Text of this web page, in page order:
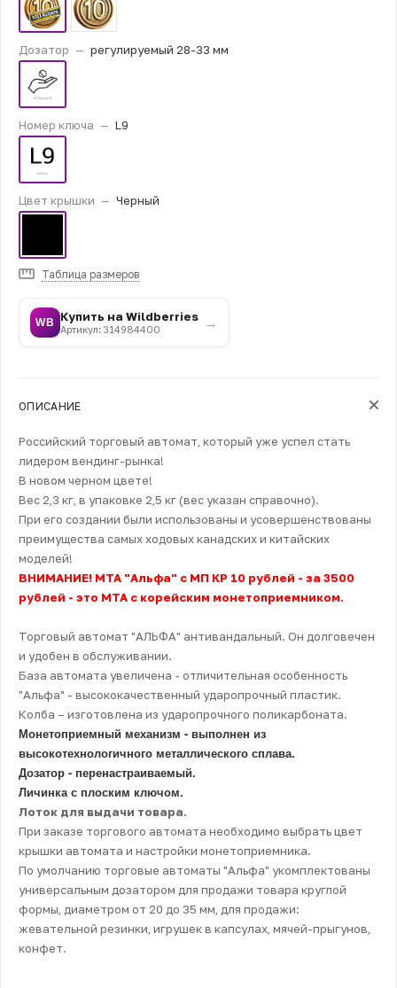
Дозатор — регулируемый 28-33 мм
Номер ключа — L9
Цвет крышки — Черный
Таблица размеров
WB Купить на Wildberries
Артикул: 314984400 →
ОПИСАНИЕ
Российский торговый автомат, который уже успел стать
лидером вендинг-рынка!
В новом черном цвете!
Вес 2,3 кг, в упаковке 2,5 кг (вес указан справочно).
При его создании были использованы и усовершенствованы
преимущества самых ходовых канадских и китайских
моделей!
ВНИМАНИЕ! МТА "Альфа" с МП КР 10 рублей - за 3500
рублей - это МТА с корейским монетоприемником.
Торговый автомат "АЛЬФА" антивандальный. Он долговечен
и удобен в обслуживании.
База автомата увеличена - отличительная особенность
"Альфа" - высококачественный ударопрочный пластик.
Колба – изготовлена из ударопрочного поликарбоната.
Монетоприемный механизм - выполнен из
высокотехнологичного металлического сплава.
Дозатор - перенастраиваемый.
Личинка с плоским ключом.
Лоток для выдачи товара.
При заказе торгового автомата необходимо выбрать цвет
крышки автомата и настройки монетоприемника.
По умолчанию торговые автоматы "Альфа" укомплектованы
универсальным дозатором для продажи товара круглой
формы, диаметром от 20 до 35 мм, для продажи:
жевательной резинки, игрушек в капсулах, мячей-прыгунов,
конфет.